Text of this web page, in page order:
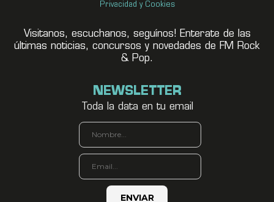
Privacidad y Cookies
Visitanos, escuchanos, seguínos! Enterate de las
últimas noticias, concursos y novedades de FM Rock
& Pop.
NEWSLETTER
Toda la data en tu email